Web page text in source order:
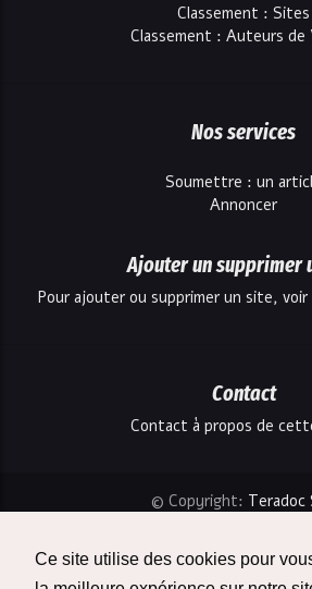
Ce site utilise des cookies pour
Classement : Sites
Classement : Auteurs de
Nos services
Soumettre : un
Annoncer
Ajouter un supprimer
Pour ajouter ou supprimer un site, voir
Contact
Contact à propos de
© Copyright: Teradoc